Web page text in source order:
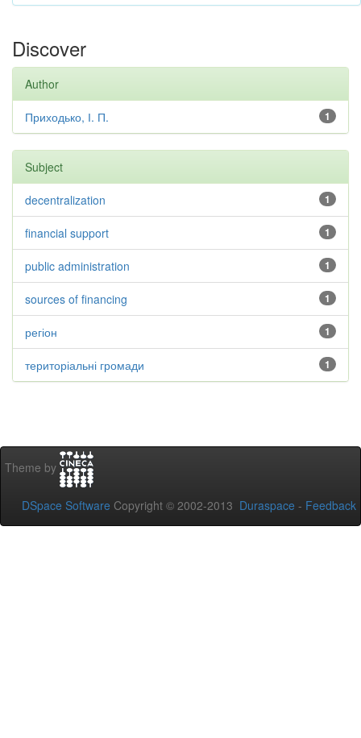
Discover
Author
1
Приходько, І. П.
Subject
1
decentralization
1
financial support
1
public administration
1
sources of financing
1
регіон
1
територіальні громади
Theme by
DSpace Software Copyright © 2002-2013 Duraspace - Feedback